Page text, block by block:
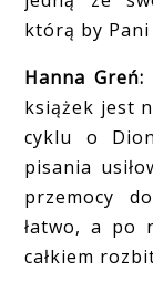
którą by Pani
Hanna Greń:
książek jest
cyklu o
pisania
przemocy
łatwo, a po
całkiem